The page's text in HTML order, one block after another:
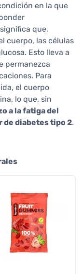
en la que
que,
cuerpo, las células
Esto lleva a
permanezca
Para
el cuerpo
lo que, sin
a la fatiga del
de diabetes tipo 2.